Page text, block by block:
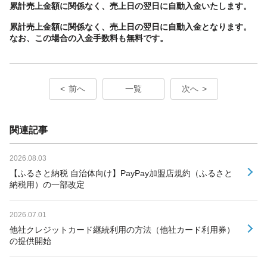
累計売上金額に関係なく、売上日の翌日に自動入金いたします。
累計売上金額に関係なく、売上日の翌日に自動入金となります。
なお、この場合の入金手数料も無料です。
前へ 一覧 次へ
関連記事
2026.08.03
【ふるさと納税 自治体向け】PayPay加盟店規約（ふるさと
納税用）の一部改定
2026.07.01
他社クレジットカード継続利用の方法（他社カード利用券）
の提供開始